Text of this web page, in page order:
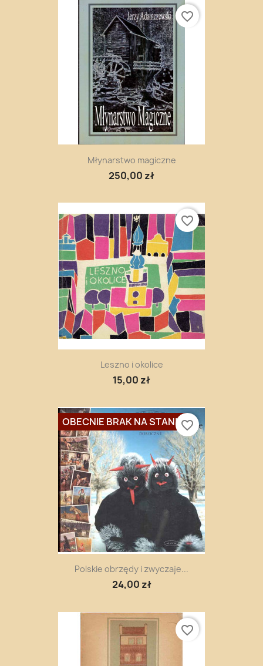
Młynarstwo magiczne
250,00 zł
favorite_border
Leszno i okolice
15,00 zł
favorite_border
Polskie obrzędy i zwyczaje...
24,00 zł
OBECNIE BRAK NA STANIEfavorite_border
favorite_border